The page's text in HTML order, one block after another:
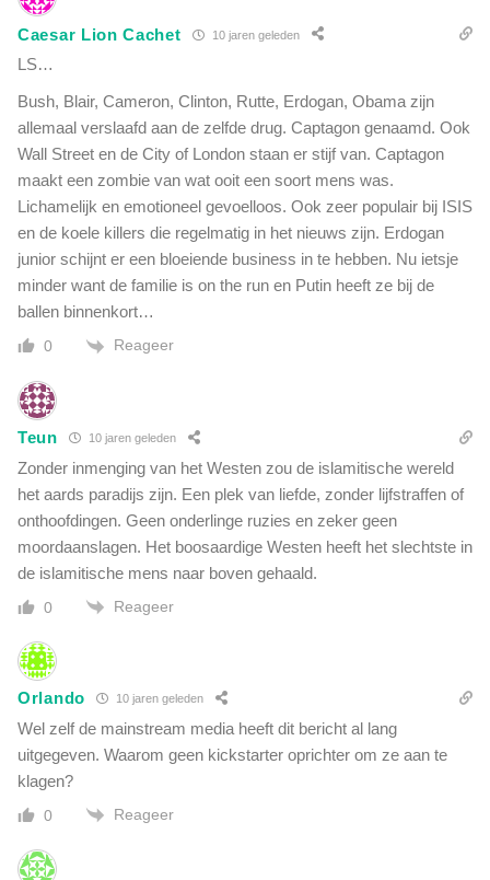
c
h
e
a
n
s
g
"
Caesar Lion Cachet 10 jaren geleden
LS…
Bush, Blair, Cameron, Clinton, Rutte, Erdogan, Obama zijn
allemaal verslaafd aan de zelfde drug. Captagon genaamd. Ook
Wall Street en de City of London staan er stijf van. Captagon
maakt een zombie van wat ooit een soort mens was.
Lichamelijk en emotioneel gevoelloos. Ook zeer populair bij ISIS
en de koele killers die regelmatig in het nieuws zijn. Erdogan
junior schijnt er een bloeiende business in te hebben. Nu ietsje
minder want de familie is on the run en Putin heeft ze bij de
ballen binnenkort…
0 Reageer
Teun 10 jaren geleden
Zonder inmenging van het Westen zou de islamitische wereld
het aards paradijs zijn. Een plek van liefde, zonder lijfstraffen of
onthoofdingen. Geen onderlinge ruzies en zeker geen
moordaanslagen. Het boosaardige Westen heeft het slechtste in
de islamitische mens naar boven gehaald.
0 Reageer
Orlando 10 jaren geleden
Wel zelf de mainstream media heeft dit bericht al lang
uitgegeven. Waarom geen kickstarter oprichter om ze aan te
klagen?
0 Reageer